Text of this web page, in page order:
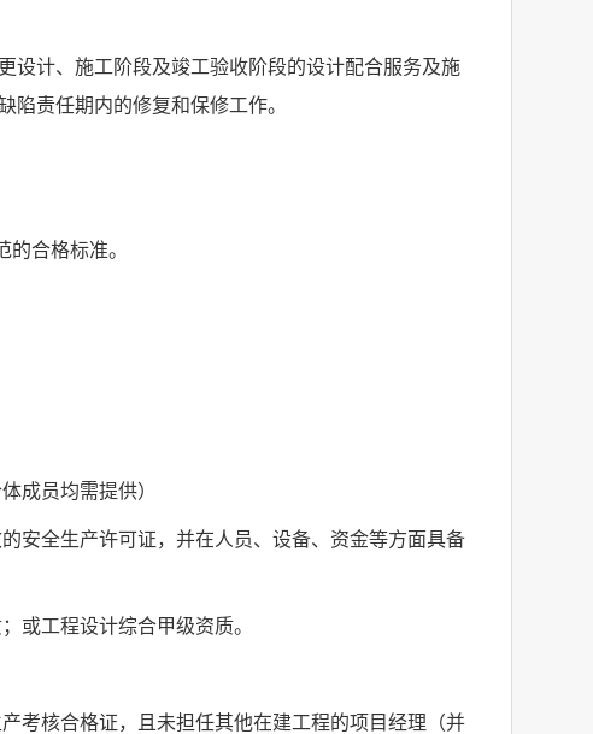
设计、施工阶段及竣工验收阶段的设计配合服务及施
责任期内的修复和保修工作。
合格标准。
成员均需提供）
安全生产许可证，并在人员、设备、资金等方面具备
或工程设计综合甲级资质。
考核合格证，且未担任其他在建工程的项目经理（并